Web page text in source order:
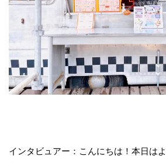
インタビュアー：こんにちは！本日は